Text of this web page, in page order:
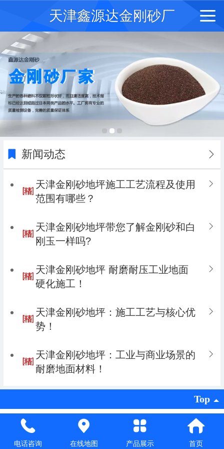
天津鑫源达金刚砂厂
新闻动态
天津金刚砂‍地坪施工工艺流程及使用
范围有哪些？
天津金刚砂‍地坪‍带您了解金刚砂和白
刚玉一样吗?
天津金刚砂地坪 耐磨耐压工业地面
硬化施工！
天津金刚砂‍地坪：施工工艺与核心优
势！
天津金刚砂‍地坪​：工业与商业场景的
耐磨地面材料！
Top
Copyright © 天津鑫源达金刚砂厂
技术支持：
津坤科技 | 电脑版
电话咨询 在线地图 产品展示 首页